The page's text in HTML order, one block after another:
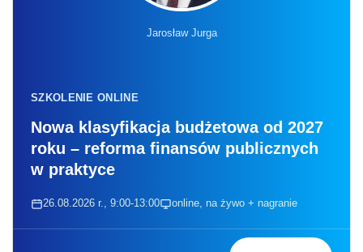
Jarosław Jurga
SZKOLENIE ONLINE
Nowa klasyfikacja budżetowa od 2027
roku – reforma finansów publicznych
w praktyce
26.08.2026 r., 9:00-13:00 online, na żywo + nagranie